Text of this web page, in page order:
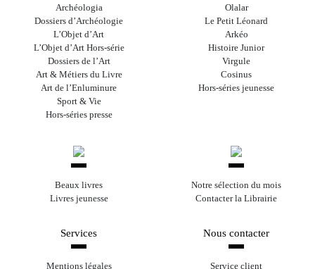
Archéologia
Dossiers d’Archéologie
L’Objet d’Art
L’Objet d’Art Hors-série
Dossiers de l’Art
Art & Métiers du Livre
Art de l’Enluminure
Sport & Vie
Hors-séries presse
Olalar
Le Petit Léonard
Arkéo
Histoire Junior
Virgule
Cosinus
Hors-séries jeunesse
Beaux livres
Livres jeunesse
Notre sélection du mois
Contacter la Librairie
Services
Mentions légales
Nous contacter
Service client